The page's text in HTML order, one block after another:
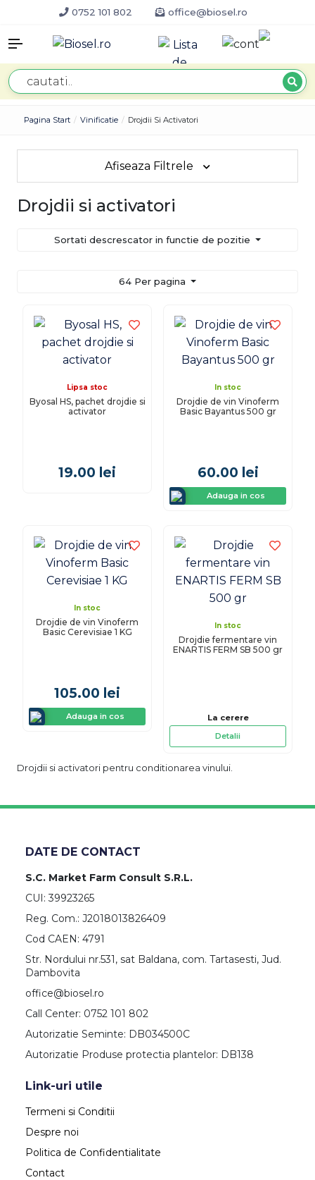
0752 101 802 office@biosel.ro
Pagina Start Vinificatie Drojdii Si Activatori
Afiseaza Filtrele
Drojdii si activatori
Sortati descrescator in functie de pozitie
64 Per pagina
Lipsa stoc
Byosal HS, pachet drojdie si
activator
19.00 lei
In stoc
Drojdie de vin Vinoferm
Basic Bayantus 500 gr
60.00 lei
Adauga in cos
In stoc
Drojdie de vin Vinoferm
Basic Cerevisiae 1 KG
105.00 lei
Adauga in cos
In stoc
Drojdie fermentare vin
ENARTIS FERM SB 500 gr
La cerere
Detalii
Drojdii si activatori pentru conditionarea vinului.
DATE DE CONTACT
S.C. Market Farm Consult S.R.L.
CUI: 39923265
Reg. Com.: J2018013826409
Cod CAEN: 4791
Str. Nordului nr.531, sat Baldana, com. Tartasesti, Jud.
Dambovita
office@biosel.ro
Call Center: 0752 101 802
Autorizatie Seminte: DB034500C
Autorizatie Produse protectia plantelor: DB138
Link-uri utile
Termeni si Conditii
Despre noi
Politica de Confidentialitate
Contact